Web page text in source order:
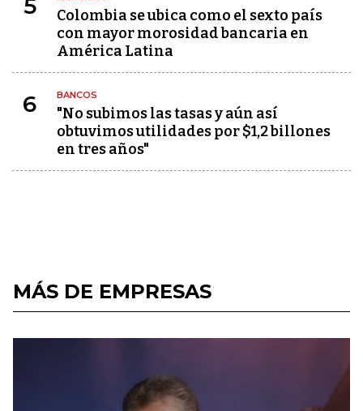
5
Colombia se ubica como el sexto país
con mayor morosidad bancaria en
América Latina
6 BANCOS
"No subimos las tasas y aún así
obtuvimos utilidades por $1,2 billones
en tres años"
MÁS DE EMPRESAS